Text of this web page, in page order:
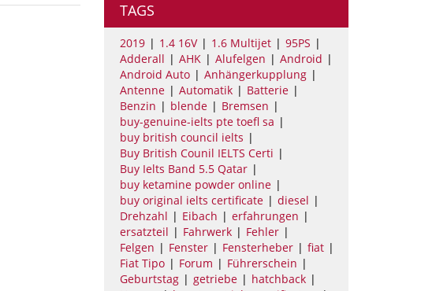
TAGS
2019 1.4 16V 1.6 Multijet
95PS
Adderall
AHK Alufelgen
Android
Android Auto
Anhängerkupplung
Antenne
Automatik
Batterie
Benzin
blende
Bremsen
buy-genuine-ielts pte toefl sa
buy british council ielts
Buy British Counil IELTS Certi
Buy Ielts Band 5.5 Qatar
buy ketamine powder online
buy original ielts certificate
diesel
Drehzahl
Eibach
erfahrungen
ersatzteil
Fahrwerk
Fehler
Felgen
Fenster Fensterheber
fiat
Fiat Tipo
Forum
Führerschein
Geburtstag
getriebe
hatchback